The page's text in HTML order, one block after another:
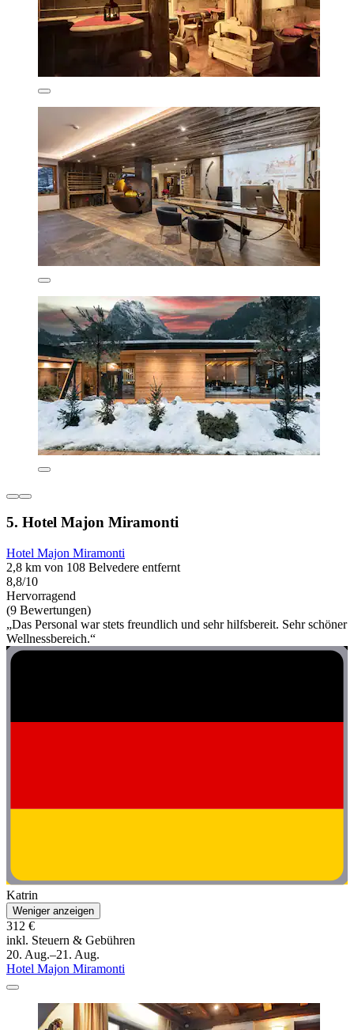
5. Hotel Majon Miramonti
Hotel Majon Miramonti
2,8 km von 108 Belvedere entfernt
8,8/10
Hervorragend
(9 Bewertungen)
„Das Personal war stets freundlich und sehr hilfsbereit. Sehr schöner
Wellnessbereich.“
Katrin
Weniger anzeigen
312 €
inkl. Steuern & Gebühren
20. Aug.–21. Aug.
Hotel Majon Miramonti